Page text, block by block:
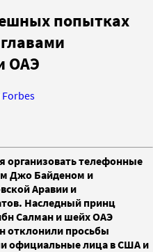
попытках
ОАЭ
организовать телефонные
Джо Байденом и
Аравии и
Наследный принц
Салман и шейх ОАЭ
отклонили просьбы
официальные лица в США и